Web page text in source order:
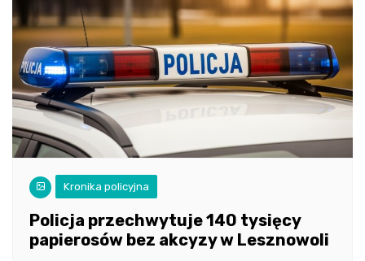
Kronika policyjna
Policja przechwytuje 140 tysięcy
papierosów bez akcyzy w Lesznowoli